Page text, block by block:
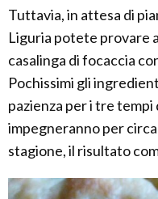
Tuttavia, in attesa di
Liguria potete provare
casalinga di focaccia
Pochissimi gli
pazienza per i tre
impegneranno per
stagione, il risultato